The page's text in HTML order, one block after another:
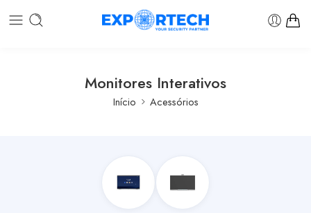
Monitores Interativos
Início Acessórios